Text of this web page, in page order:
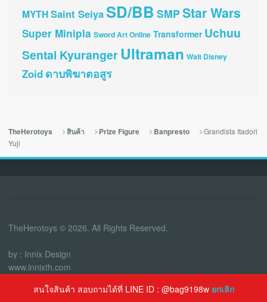
MYTHSaint SeiyaSD/BB SMPStar Wars
Super Minipla Sword Art Online Transformer Uchuu
Sentai KyurangerUltraman Walt Disney
Zoid ดาบพิฆาตอสูร
TheHerotoys สินค้า Prize Figure Banpresto
Grandista Itadori
Yuji
TheHerotoys © 2026. All Rights Reserved.
by : Innix Design
www.innixth.com
สนใจสินค้า สอบถามได้ที่ LINE ID : @bag9198w ยกเลิก